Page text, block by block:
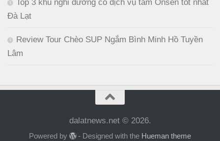
Top 3 khu nghỉ dưỡng có dịch vụ tắm Onsen tốt nhất
Đà Lạt
Review Tour Chèo SUP Ngắm Bình Minh Hồ Tuyền
Lâm
dalatnews.net © 2026.
Powered by - Designed with the Hueman theme